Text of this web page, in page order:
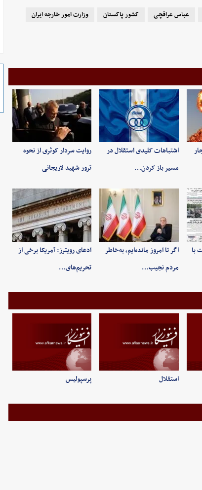
عباس عراقچی کشور پاکستان وزارت امور خارجه ایران
اشتباهات کلیدی استقلال در
مسیر باز کردن…
روایت سردار کوثری از نحوه
ترور شهید لاریجانی
با
اگر تا امروز مانده‌ایم، به‌خاطر
مردم نجیب…
ادعای رویترز: آمریکا برخی از
تحریم‌های…
استقلال پرسپولیس